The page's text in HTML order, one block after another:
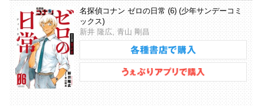
名探偵コナン ゼロの日常 (6) (少年サンデーコミ
ックス)
新井 隆広, 青山 剛昌